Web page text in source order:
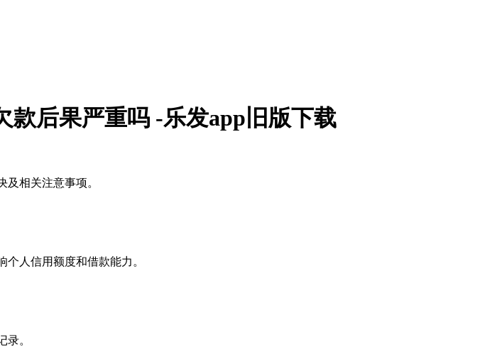
款后果严重吗 -乐发app旧版下载
相关注意事项。
人信用额度和借款能力。
。